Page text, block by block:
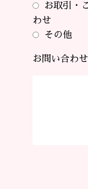
お取引・
わせ
その他
お問い合わ